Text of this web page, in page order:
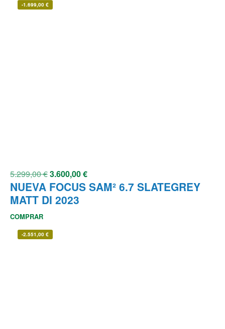
-1.699,00 €
5.299,00€3.600,00€
NUEVA FOCUS SAM² 6.7 SLATEGREY
MATT DI 2023
COMPRAR
-2.551,00 €